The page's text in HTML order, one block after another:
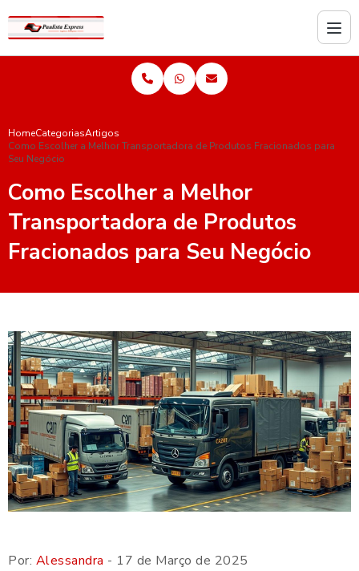
HomeCategoriasArtigos
Como Escolher a Melhor Transportadora de Produtos Fracionados para
Seu Negócio
Como Escolher a Melhor
Transportadora de Produtos
Fracionados para Seu Negócio
Por: Alessandra - 17 de Março de 2025